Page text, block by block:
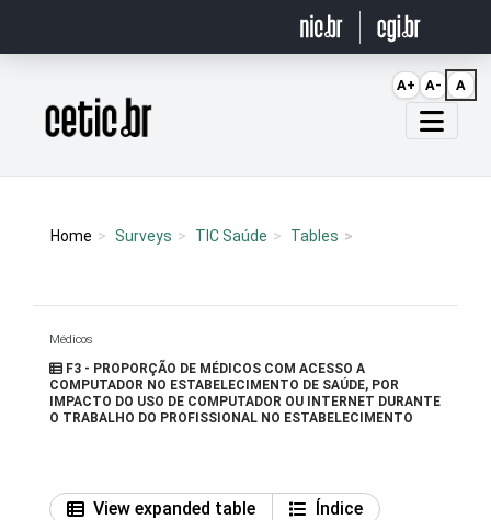
Página inicial
Home Surveys TIC Saúde Tables
Médicos
F3 - PROPORÇÃO DE MÉDICOS COM ACESSO A
COMPUTADOR NO ESTABELECIMENTO DE SAÚDE, POR
IMPACTO DO USO DE COMPUTADOR OU INTERNET DURANTE
O TRABALHO DO PROFISSIONAL NO ESTABELECIMENTO
View expanded table
Índice
A+ A- A